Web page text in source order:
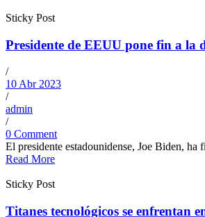
Sticky Post
Presidente de EEUU pone fin a la
/
10 Abr 2023
/
admin
/
0 Comment
El presidente estadounidense, Joe Biden, ha
Read More
Sticky Post
Titanes tecnológicos se enfrentan